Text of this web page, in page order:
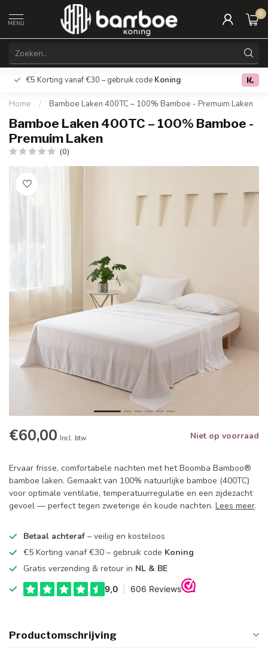
MENU
0
€5 Korting vanaf €30 – gebruik code Koning Gratis
Home / Bamboe Laken 400TC – 100% Bamboe - Premuim Laken
Bamboe Laken 400TC – 100% Bamboe -
Premuim Laken
(0)
€60,00 Incl. btw Niet op voorraad
Ervaar frisse, comfortabele nachten met het Boomba Bamboo®
bamboe laken. Gemaakt van 100% natuurlijke bamboe (400TC)
voor optimale ventilatie, temperatuurregulatie en een zijdezacht
gevoel — perfect tegen zweterige én koude nachten. Lees meer.
Betaal achteraf – veilig en kosteloos
€5 Korting vanaf €30 – gebruik code Koning
Gratis verzending & retour in NL & BE
Productomschrijving